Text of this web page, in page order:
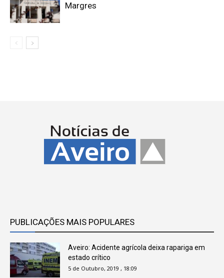
Margres
PUBLICAÇÕES MAIS POPULARES
Aveiro: Acidente agrícola deixa rapariga em
estado crítico
5 de Outubro, 2019 , 18:09